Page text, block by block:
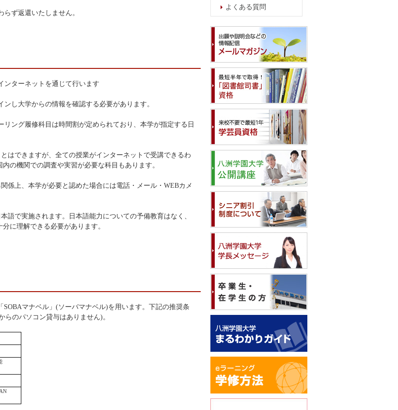
ず返還いたしません。
ンターネットを通じて行います
し大学からの情報を確認する必要があります。
ング履修科目は時間割が定められており、本学が指定する日
はできますが、全ての授業がインターネットで受講できるわ
の機関での調査や実習が必要な科目もあります。
係上、本学が必要と認めた場合には電話・メール・WEBカメ
語で実施されます。日本語能力についての予備教育はなく、
に理解できる必要があります。
マナベル」(ソーバマナベル)を用います。下記の推奨条
のパソコン貸与はありません)。
よくある質問